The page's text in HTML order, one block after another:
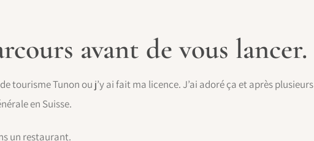
avant de vous lancer.
tourisme Tunon ou j’y ai fait ma licence. J’ai adoré ça et après plusieurs
en Suisse.
un restaurant.